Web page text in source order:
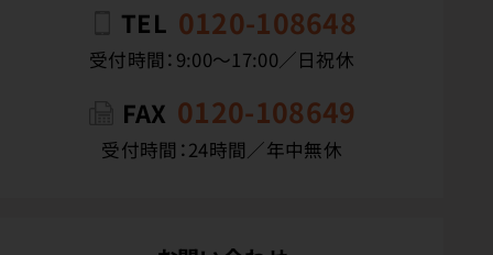
TEL 0120-108648
受付時間：9:00〜17:00／日祝休
FAX 0120-108649
受付時間：24時間／年中無休